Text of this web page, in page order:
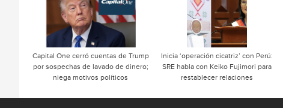
Capital One cerró cuentas de Trump
por sospechas de lavado de dinero;
niega motivos políticos
Inicia ‘operación cicatriz’ con Perú:
SRE habla con Keiko Fujimori para
restablecer relaciones